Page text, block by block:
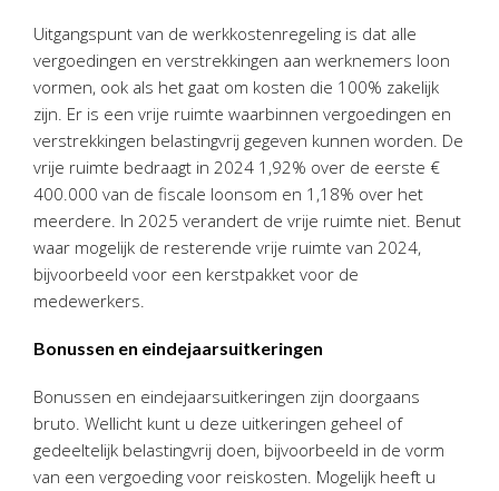
Bedrijfseconomisch advies
Belastingadvies Purmerend
Online boekhouden
Nieuws&informatie
Nieuwsbrief
Nieuwsoverzicht
Handige links
AvantiOnline
Uitgangspunt van de werkkostenregeling is dat alle
vergoedingen en verstrekkingen aan werknemers loon
vormen, ook als het gaat om kosten die 100% zakelijk
zijn. Er is een vrije ruimte waarbinnen vergoedingen en
verstrekkingen belastingvrij gegeven kunnen worden. De
vrije ruimte bedraagt in 2024 1,92% over de eerste €
400.000 van de fiscale loonsom en 1,18% over het
meerdere. In 2025 verandert de vrije ruimte niet. Benut
waar mogelijk de resterende vrije ruimte van 2024,
bijvoorbeeld voor een kerstpakket voor de
medewerkers.
Bonussen en eindejaarsuitkeringen
Bonussen en eindejaarsuitkeringen zijn doorgaans
bruto. Wellicht kunt u deze uitkeringen geheel of
gedeeltelijk belastingvrij doen, bijvoorbeeld in de vorm
van een vergoeding voor reiskosten. Mogelijk heeft u